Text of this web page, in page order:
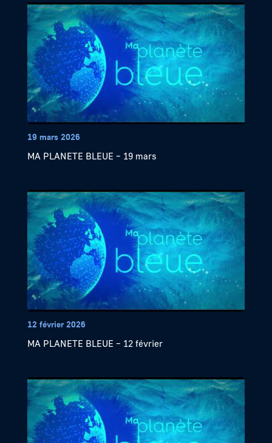
19 mars 2026
MA PLANETE BLEUE – 19 mars
12 février 2026
MA PLANETE BLEUE – 12 février